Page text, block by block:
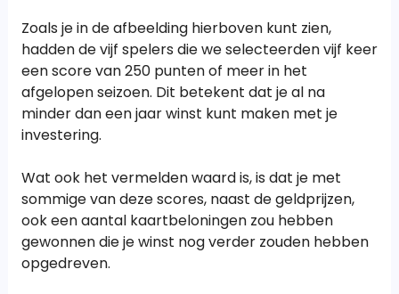
Zoals je in de afbeelding hierboven kunt zien,
hadden de vijf spelers die we selecteerden vijf keer
een score van 250 punten of meer in het
afgelopen seizoen. Dit betekent dat je al na
minder dan een jaar winst kunt maken met je
investering.
Wat ook het vermelden waard is, is dat je met
sommige van deze scores, naast de geldprijzen,
ook een aantal kaartbeloningen zou hebben
gewonnen die je winst nog verder zouden hebben
opgedreven.